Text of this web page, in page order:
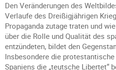
Den Veränderungen des
Verlaufe des Dreißigjährigen
Propaganda zutage traten und
über die Rolle und Qualität des
entzündeten, bildet den
Insbesondere die
Spaniens die „teutsche Libertet“